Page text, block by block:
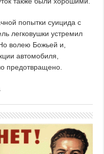
попытки суицида с
легковушки устремил
волею Божьей и,
автомобиля,
предотвращено.